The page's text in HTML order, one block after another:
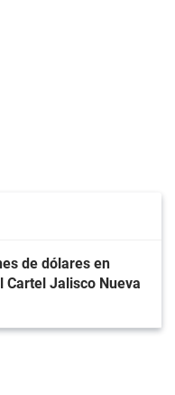
de dólares en
Cartel Jalisco Nueva